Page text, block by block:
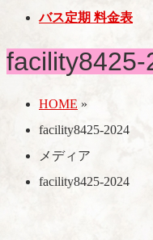
バス定期 料金表
facility8425-
HOME »
facility8425-2024
メディア
facility8425-2024